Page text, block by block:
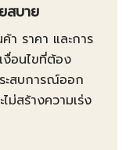
สบาย
า ราคา และการ
งื่อนไขที่ต้อง
ะสบการณ์ออก
ม่สร้างความเร่ง